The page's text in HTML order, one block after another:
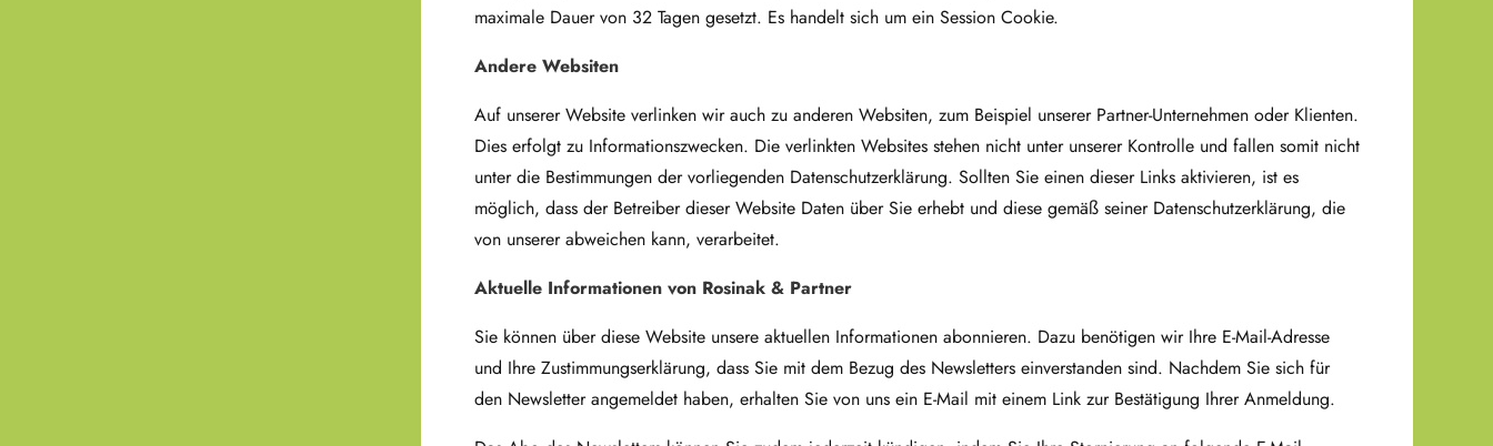
maximale Dauer von 32 Tagen gesetzt. Es handelt sich um ein Session Cookie.
Andere Websiten
Auf unserer Website verlinken wir auch zu anderen Websiten, zum Beispiel unserer Partner-Unternehmen oder Klienten.
Dies erfolgt zu Informationszwecken. Die verlinkten Websites stehen nicht unter unserer Kontrolle und fallen somit nicht
unter die Bestimmungen der vorliegenden Datenschutzerklärung. Sollten Sie einen dieser Links aktivieren, ist es
möglich, dass der Betreiber dieser Website Daten über Sie erhebt und diese gemäß seiner Datenschutzerklärung, die
von unserer abweichen kann, verarbeitet.
Aktuelle Informationen von Rosinak & Partner
Sie können über diese Website unsere aktuellen Informationen abonnieren. Dazu benötigen wir Ihre E-Mail-Adresse
und Ihre Zustimmungserklärung, dass Sie mit dem Bezug des Newsletters einverstanden sind. Nachdem Sie sich für
den Newsletter angemeldet haben, erhalten Sie von uns ein E-Mail mit einem Link zur Bestätigung Ihrer Anmeldung.